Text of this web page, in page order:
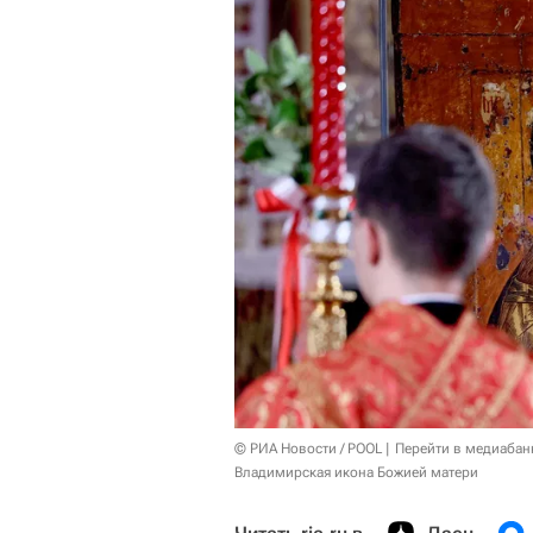
© РИА Новости / POOL
Перейти в
Владимирская икона Божией матери